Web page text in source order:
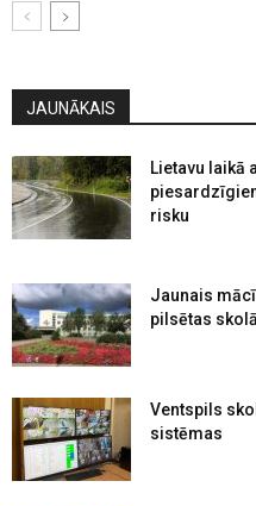
JAUNĀKAIS
Lietavu laikā
risku
Jaunais
pilsētas
Ventspils
sistēmas